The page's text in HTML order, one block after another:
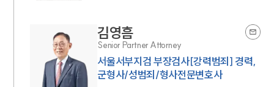
김영흠
Senior Partner Attorney
서울서부지검 부장검사[강력범죄] 경력,
군형사/성범죄/형사전문변호사